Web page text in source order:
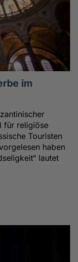
im
für religiöse
Touristen
haben
lautet